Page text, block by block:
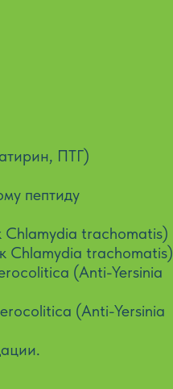
ПТГ)
пептиду
trachomatis)
Chlamydia trachomatis)
(Аnti-Yersinia
(Аnti-Yersinia